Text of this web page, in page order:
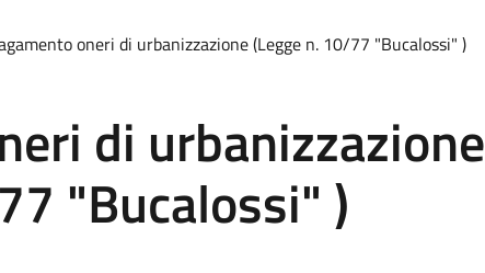
oneri di urbanizzazione (Legge n. 10/77 "Bucalossi" )
di urbanizzazione
"Bucalossi" )